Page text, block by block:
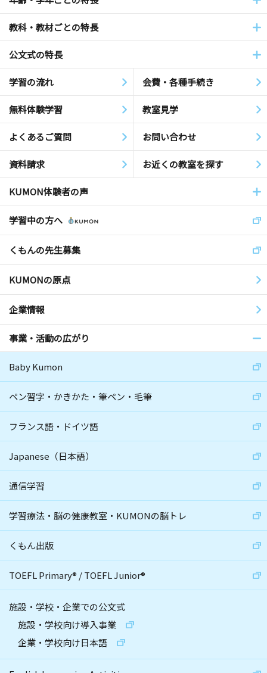
教科・教材ごとの特長
公文式の特長
学習の流れ 会費・各種手続き
無料体験学習 教室見学
よくあるご質問 お問い合わせ
資料請求 お近くの教室を探す
KUMON体験者の声
学習中の方へ
くもんの先生募集
KUMONの原点
企業情報
事業・活動の広がり
Baby Kumon
ペン習字・かきかた・筆ペン・毛筆
フランス語・ドイツ語
Japanese（日本語）
通信学習
学習療法・脳の健康教室・KUMONの脳トレ
くもん出版
TOEFL Primary® /TOEFL Junior®
施設・学校・企業での公文式
施設・学校向け導入事業
企業・学校向け日本語